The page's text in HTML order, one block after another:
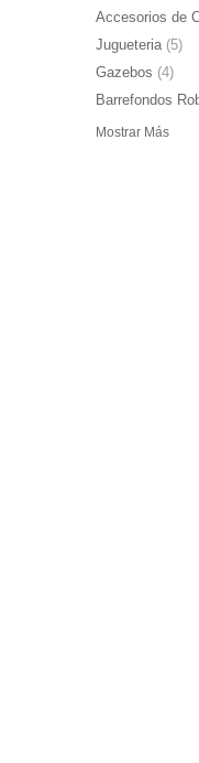
Accesorios de
Jugueteria (5)
Gazebos (4)
Barrefondos
Mostrar Más